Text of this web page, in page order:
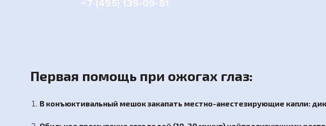
+7 (495) 139-09-81
Первая помощь при ожогах глаз:
В конъюктивальный мешок закапать местно-анестезирующие капли: